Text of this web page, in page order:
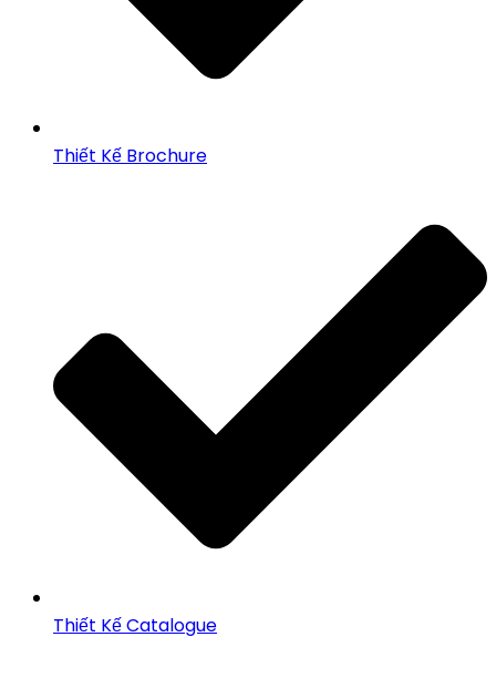
Thiết Kế Brochure
Thiết Kế Catalogue